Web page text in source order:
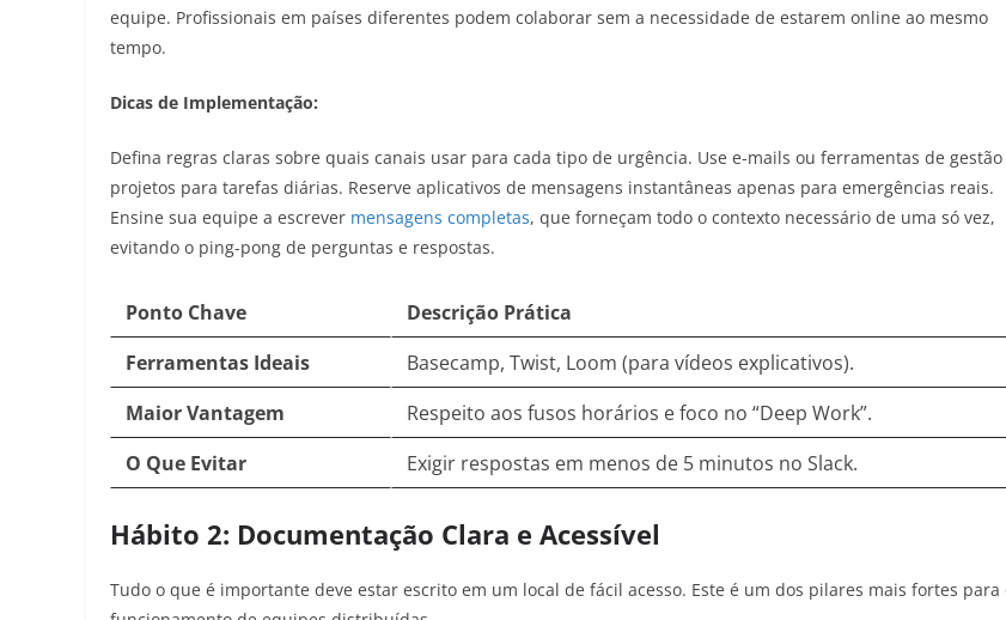
equipe. Profissionais em países diferentes podem colaborar sem a necessidade de estarem online ao mesmo
tempo.
Dicas de Implementação:
Defina regras claras sobre quais canais usar para cada tipo de urgência. Use e-mails ou ferramentas de gestão
projetos para tarefas diárias. Reserve aplicativos de mensagens instantâneas apenas para emergências reais.
Ensine sua equipe a escrever mensagens completas, que forneçam todo o contexto necessário de uma só vez,
evitando o ping-pong de perguntas e respostas.
Ponto Chave
Descrição Prática
Ferramentas Ideais
Basecamp, Twist, Loom (para vídeos explicativos).
Maior Vantagem
Respeito aos fusos horários e foco no “Deep Work”.
O Que Evitar
Exigir respostas em menos de 5 minutos no Slack.
Hábito 2: Documentação Clara e Acessível
Tudo o que é importante deve estar escrito em um local de fácil acesso. Este é um dos pilares mais fortes para